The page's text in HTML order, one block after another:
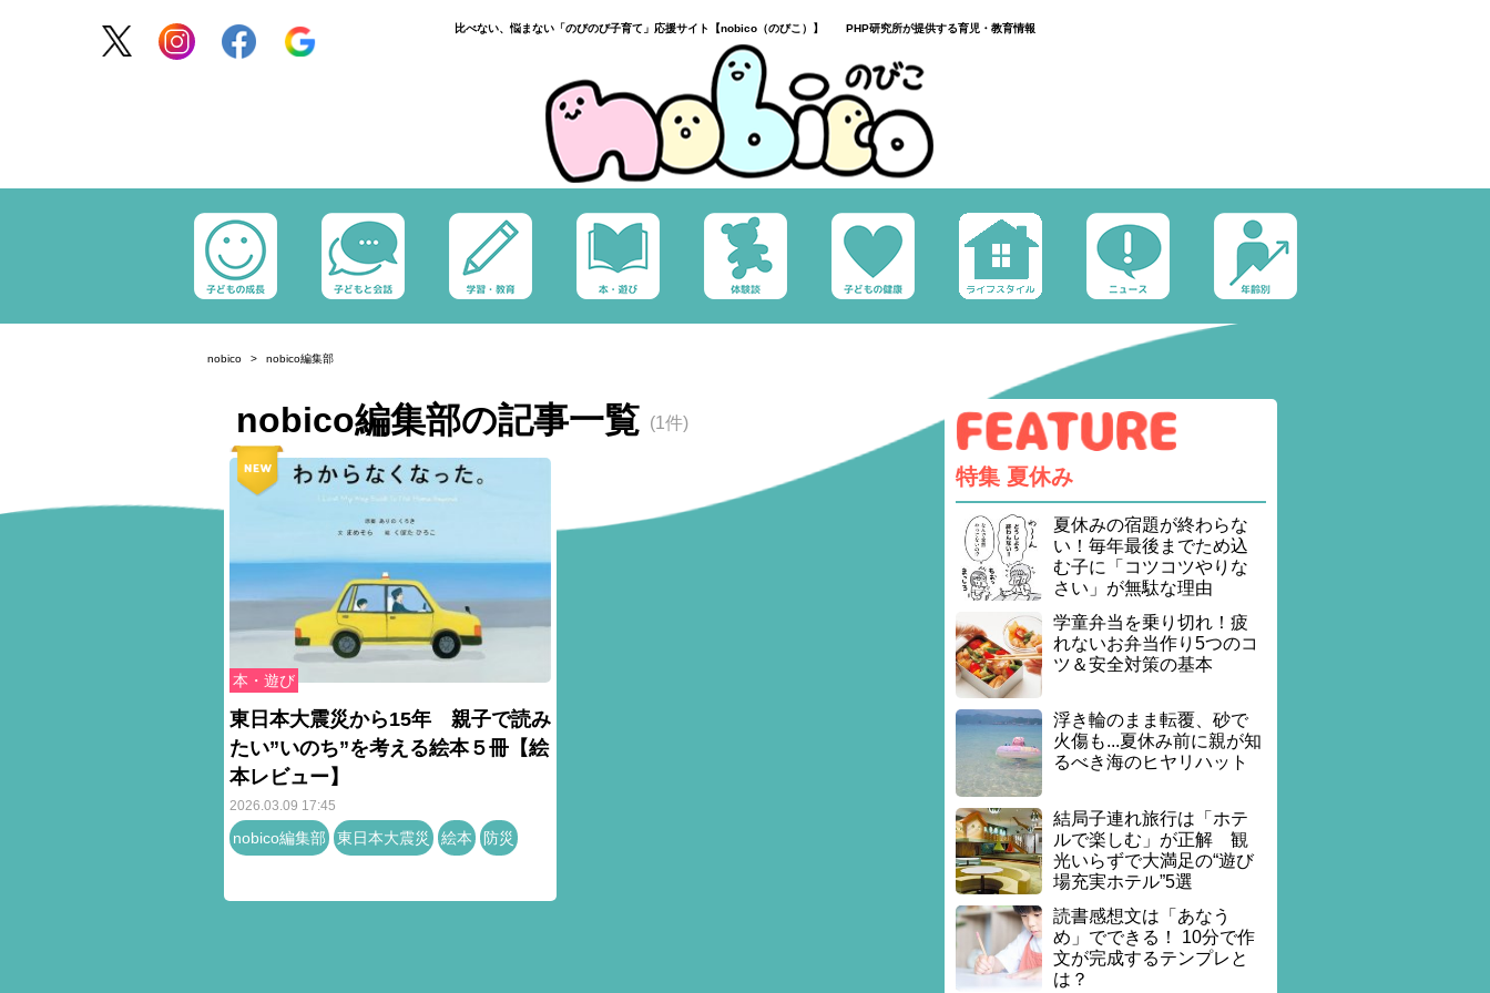
比べない、悩まない「のびのび子育て」応援サイト【nobico（のびこ）】 PHP研究所が提供する育児・教育情報
nobico nobico編集部
nobico編集部の記事一覧 (1件)
本・遊び
東日本大震災から15年 親子で読み
たい”いのち”を考える絵本５冊【絵
本レビュー】
2026.03.09 17:45
nobico編集部 東日本大震災 絵本 防災
特集 夏休み
夏休みの宿題が終わらな
い！毎年最後までため込
む子に「コツコツやりな
さい」が無駄な理由
学童弁当を乗り切れ！疲
れないお弁当作り5つのコ
ツ＆安全対策の基本
浮き輪のまま転覆、砂で
火傷も...夏休み前に親が知
るべき海のヒヤリハット
結局子連れ旅行は「ホテ
ルで楽しむ」が正解 観
光いらずで大満足の“遊び
場充実ホテル”5選
読書感想文は「あなう
め」でできる！ 10分で作
文が完成するテンプレと
は？